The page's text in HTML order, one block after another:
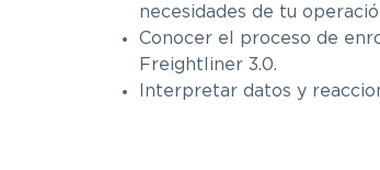
necesidades de tu
Conocer el proceso de
Freightliner 3.0.
Interpretar datos y